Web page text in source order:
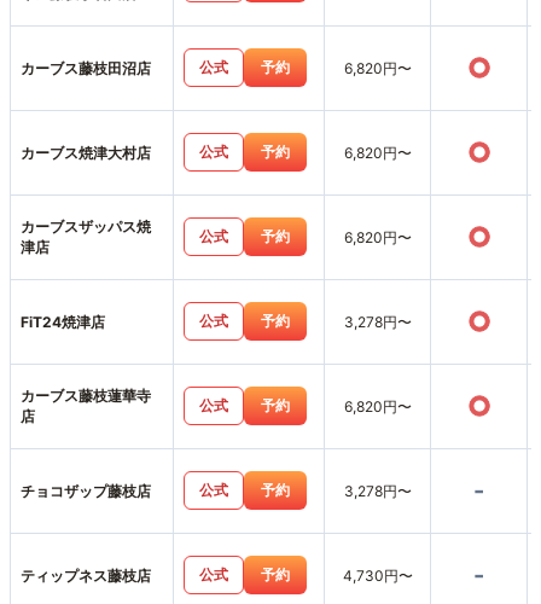
カーブス藤枝田沼店 公式 予約 6,820円〜 ○
カーブス焼津大村店 公式 予約 6,820円〜 ○
カーブスザッパス焼
津店
公式 予約 6,820円〜 ○
FiT24焼津店 公式 予約 3,278円〜 ○
カーブス藤枝蓮華寺
店
公式 予約 6,820円〜 ○
チョコザップ藤枝店 公式 予約 3,278円〜 -
ティップネス藤枝店 公式 予約 4,730円〜 -